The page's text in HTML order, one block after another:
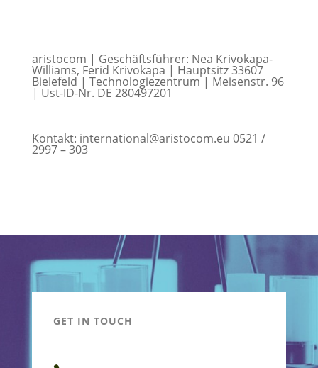
aristocom | Geschäftsführer: Nea Krivokapa-
Williams, Ferid Krivokapa | Hauptsitz 33607
Bielefeld | Technologiezentrum | Meisenstr. 96
| Ust-ID-Nr. DE 280497201
Kontakt: international@aristocom.eu 0521 /
2997 – 303
GET IN TOUCH